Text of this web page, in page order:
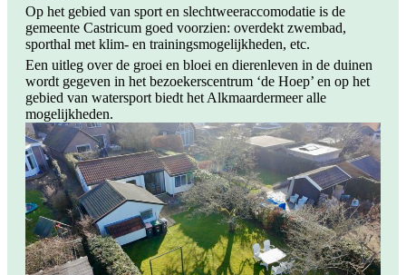
Op het gebied van sport en slechtweeraccomodatie is de
gemeente Castricum goed voorzien: overdekt zwembad,
sporthal met klim- en trainingsmogelijkheden, etc.
Een uitleg over de groei en bloei en dierenleven in de duinen
wordt gegeven in het bezoekerscentrum ‘de Hoep’ en op het
gebied van watersport biedt het Alkmaardermeer alle
mogelijkheden.